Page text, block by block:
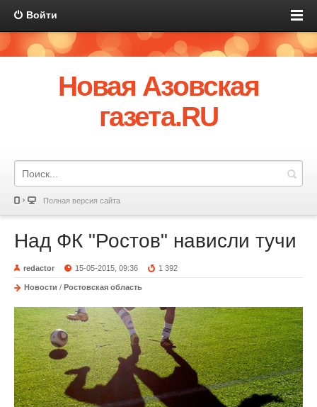
Войти
Новая Азовская
газета.RU
Полная версия сайта
Над ФК "Ростов" нависли тучи
redactor 15-05-2015, 09:36 1 392
Новости / Ростовская область